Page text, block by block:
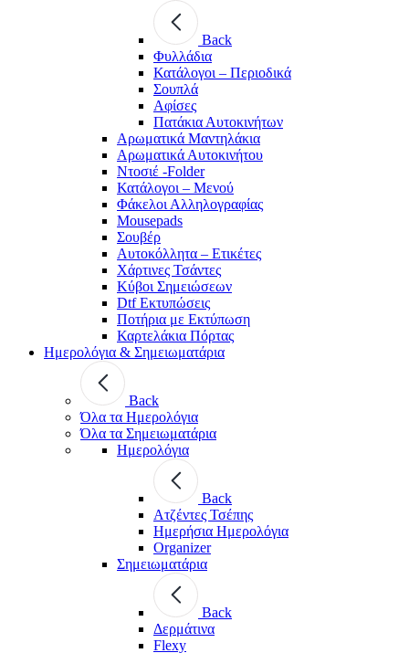
Back
Φυλλάδια
Κατάλογοι – Περιοδικά
Σουπλά
Αφίσες
Πατάκια Αυτοκινήτων
Αρωματικά Μαντηλάκια
Αρωματικά Αυτοκινήτου
Ντοσιέ -Folder
Κατάλογοι – Μενού
Φάκελοι Αλληλογραφίας
Mousepads
Σουβέρ
Αυτοκόλλητα – Ετικέτες
Χάρτινες Τσάντες
Κύβοι Σημειώσεων
Dtf Εκτυπώσεις
Ποτήρια με Εκτύπωση
Καρτελάκια Πόρτας
Ημερολόγια & Σημειωματάρια
Back
Όλα τα Ημερολόγια
Όλα τα Σημειωματάρια
Ημερολόγια
Back
Ατζέντες Τσέπης
Ημερήσια Ημερολόγια
Organizer
Σημειωματάρια
Back
Δερμάτινα
Flexy